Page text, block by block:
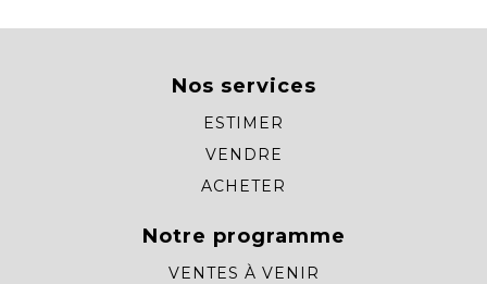
Nos services
ESTIMER
VENDRE
ACHETER
Notre programme
VENTES À VENIR